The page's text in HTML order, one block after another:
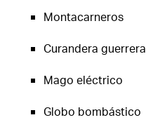
Montacarneros
Curandera guerrera
Mago eléctrico
Globo bombástico